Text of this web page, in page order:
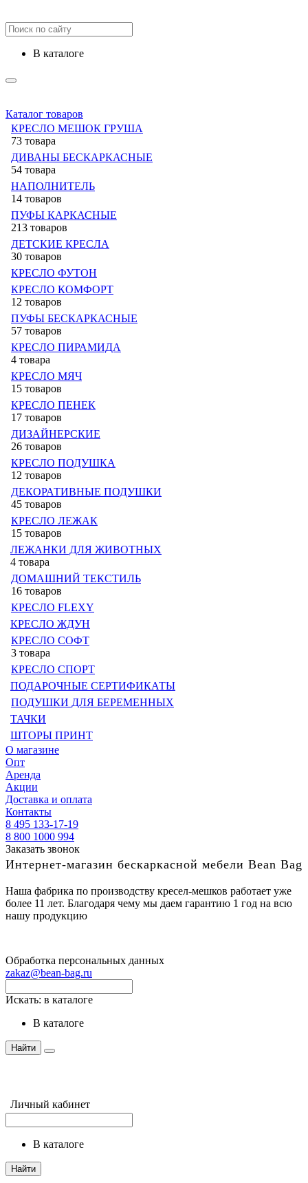
в каталоге
Каталог товаров
КРЕСЛО МЕШОК ГРУША
73 товара
ДИВАНЫ БЕСКАРКАСНЫЕ
54 товара
НАПОЛНИТЕЛЬ
14 товаров
ПУФЫ КАРКАСНЫЕ
213 товаров
ДЕТСКИЕ КРЕСЛА
30 товаров
КРЕСЛО ФУТОН
КРЕСЛО КОМФОРТ
12 товаров
ПУФЫ БЕСКАРКАСНЫЕ
57 товаров
КРЕСЛО ПИРАМИДА
4 товара
КРЕСЛО МЯЧ
15 товаров
КРЕСЛО ПЕНЕК
17 товаров
ДИЗАЙНЕРСКИЕ
26 товаров
КРЕСЛО ПОДУШКА
12 товаров
ДЕКОРАТИВНЫЕ ПОДУШКИ
45 товаров
КРЕСЛО ЛЕЖАК
15 товаров
ЛЕЖАНКИ ДЛЯ ЖИВОТНЫХ
4 товара
ДОМАШНИЙ ТЕКСТИЛЬ
16 товаров
КРЕСЛО FLEXY
КРЕСЛО ЖДУН
КРЕСЛО СОФТ
3 товара
КРЕСЛО СПОРТ
ПОДАРОЧНЫЕ СЕРТИФИКАТЫ
ПОДУШКИ ДЛЯ БЕРЕМЕННЫХ
ТАЧКИ
ШТОРЫ ПРИНТ
О магазине
Опт
Аренда
Акции
Доставка и оплата
Контакты
8 495 133-17-19
8 800 1000 994
Заказать звонок
Интернет-магазин бескаркасной мебели Bean Bag
Наша фабрика по производству кресел-мешков работает уже
более 11 лет. Благодаря чему мы даем гарантию 1 год на всю
нашу продукцию
Обработка персональных данных
zakaz@bean-bag.ru
Искать: в каталоге
в каталоге
Найти
Личный кабинет
в каталоге
Найти